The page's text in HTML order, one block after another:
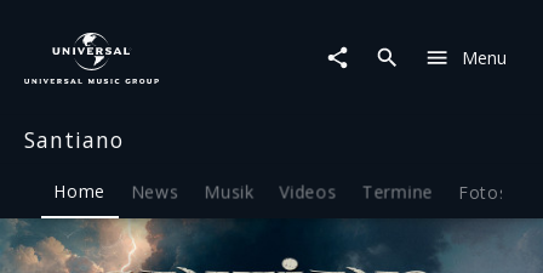
Menu
Santiano
Home News Musik Videos Termine Fotos